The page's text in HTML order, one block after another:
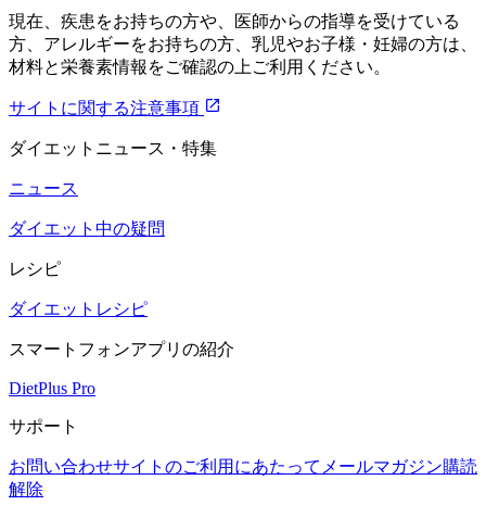
現在、疾患をお持ちの方や、医師からの指導を受けている
方、アレルギーをお持ちの方、乳児やお子様・妊婦の方は、
材料と栄養素情報をご確認の上ご利用ください。
サイトに関する注意事項
ダイエットニュース・特集
ニュース
ダイエット中の疑問
レシピ
ダイエットレシピ
スマートフォンアプリの紹介
DietPlus Pro
サポート
お問い合わせサイトのご利用にあたって メールマガジン購読
解除